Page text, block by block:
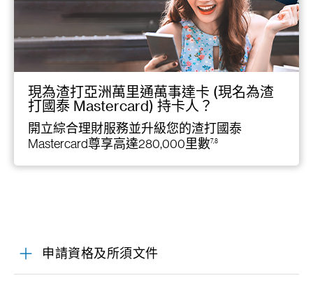
現為渣打亞洲萬里通萬事達卡 (現名為渣
打國泰 Mastercard) 持卡人？
開立綜合理財服務並升級您的渣打國泰
Mastercard尊享高達280,000里數7,8
申請資格及所須文件